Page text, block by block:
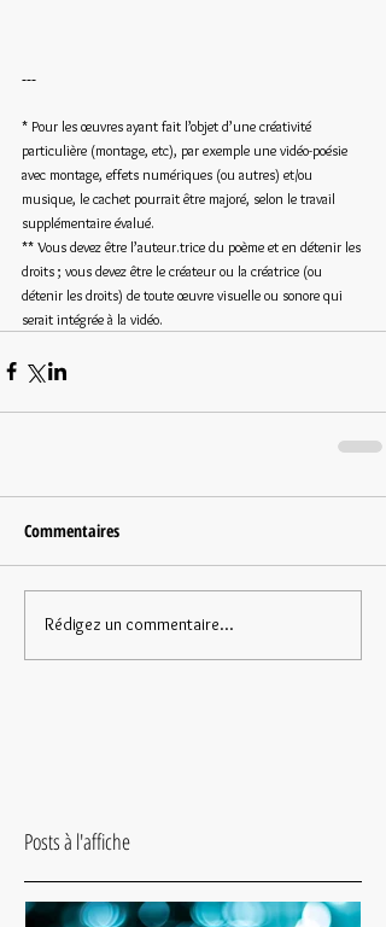
---
* Pour les œuvres ayant fait l’objet d’une créativité
particulière (montage, etc), par exemple une vidéo-poésie
avec montage, effets numériques (ou autres) et/ou
musique, le cachet pourrait être majoré, selon le travail
supplémentaire évalué.
** Vous devez être l’auteur.trice du poème et en détenir les
droits ; vous devez être le créateur ou la créatrice (ou
détenir les droits) de toute œuvre visuelle ou sonore qui
serait intégrée à la vidéo.
Commentaires
Rédigez un commentaire...
Posts à l'affiche